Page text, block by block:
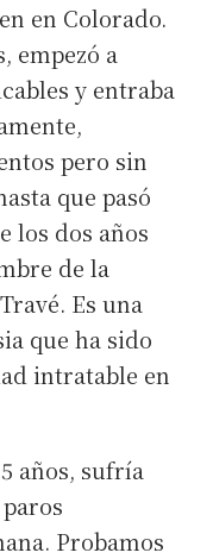
en Colorado.
empezó a
y entraba
pero sin
que pasó
los dos años
de la
Es una
que ha sido
intratable en
años, sufría
Probamos